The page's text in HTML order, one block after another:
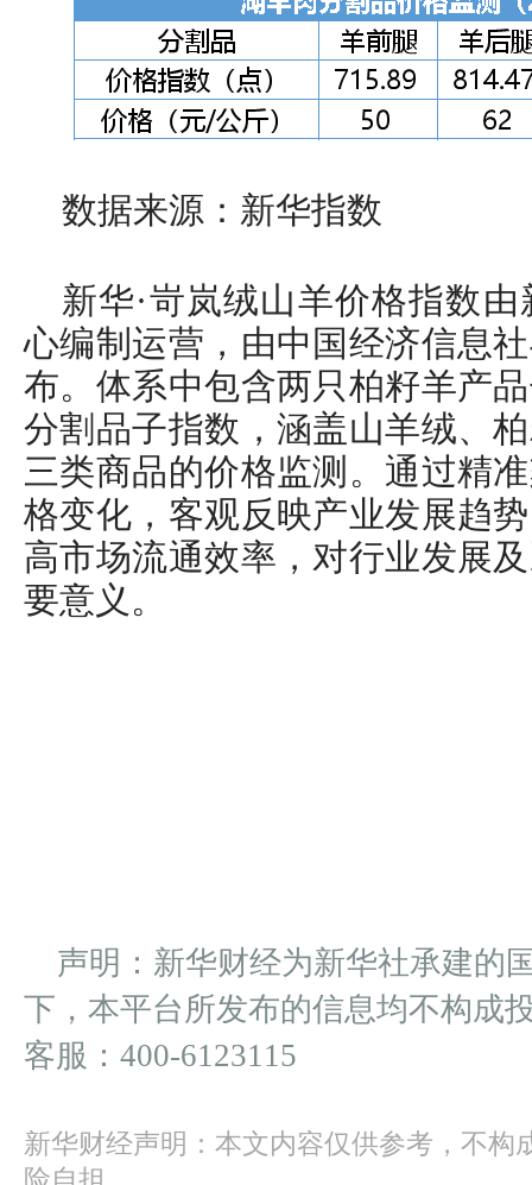
数据来源：新华指数
新华·岢岚绒山羊价格指数
心编制运营，由中国经济信息
布。体系中包含两只柏籽羊产
分割品子指数，涵盖山羊绒、
三类商品的价格监测。通过精
格变化，客观反映产业发展趋
高市场流通效率，对行业发展
要意义。
声明：新华财经为新华社承建的
下，本平台所发布的信息均不构成
客服：400-6123115
新华财经声明：本文内容仅供参考，不构